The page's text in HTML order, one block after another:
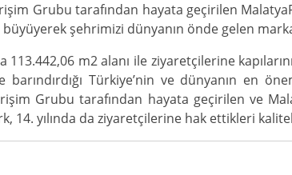
Grubu tarafından hayata geçirilen
büyüyerek şehrimizi dünyanın önde gelen
113.442,06 m2 alanı ile ziyaretçilerine
barındırdığı Türkiye’nin ve dünyanın en
Grubu tarafından hayata geçirilen ve
14. yılında da ziyaretçilerine hak ettikleri